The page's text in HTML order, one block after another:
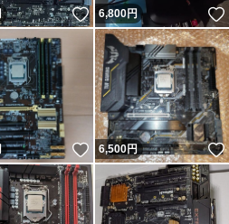
いいね！
6,800円
いいね！
6,500円